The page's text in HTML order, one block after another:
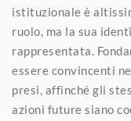
istituzionale è
ruolo, ma la sua
rappresentata.
essere convincenti
presi, affinché gli
azioni future siano